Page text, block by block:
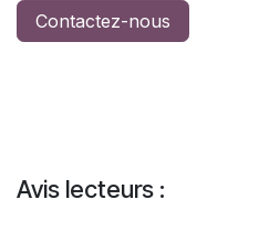
Contactez-nous
Avis lecteurs :